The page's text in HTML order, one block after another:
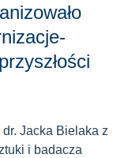
dr. Jacka Bielaka z
i badacza